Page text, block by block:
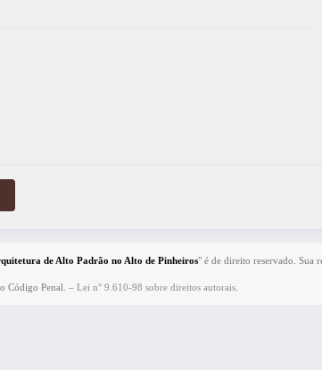
de Alto Padrão no Alto de Pinheiros" é de direito reservado. Sua
Código Penal. – Lei n° 9.610-98 sobre direitos autorais.